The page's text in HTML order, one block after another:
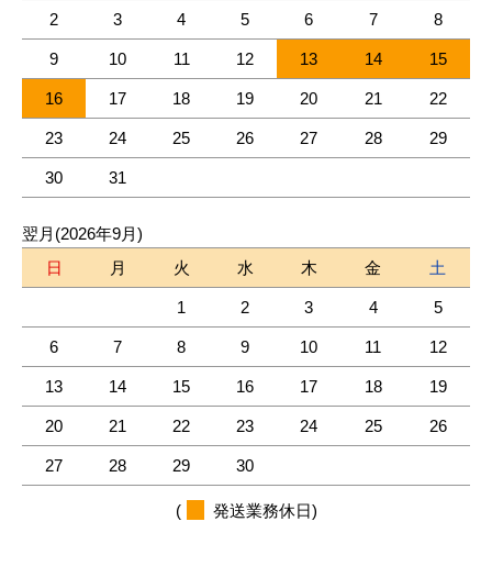
2 3 4 5 6 7 8
9 10 11 12 13 14 15
16 17 18 19 20 21 22
23 24 25 26 27 28 29
30 31
翌月(2026年9月)
日
月 火 水 木 金 土
1 2 3 4 5
6 7 8 9 10 11 12
13 14 15 16 17 18 19
20 21 22 23 24 25 26
27 28 29 30
( 発送業務休日)